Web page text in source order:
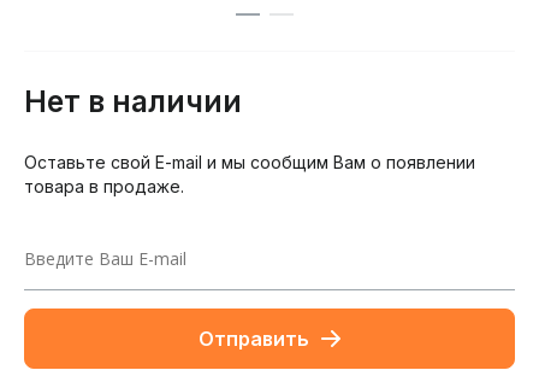
Нет в наличии
Оставьте свой E-mail и мы сообщим Вам о появлении
товара в продаже.
Отправить